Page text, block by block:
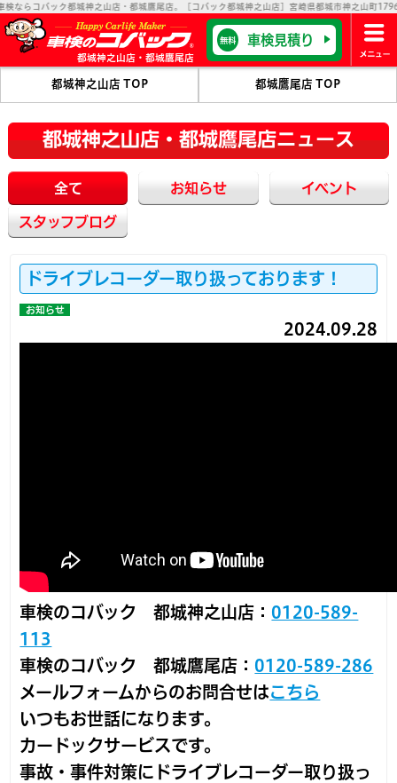
コバック都城神之山店・都城鷹尾店。［コバック都城神之山店］宮崎県都城市神之山町1796-6
都城神之山店・都城鷹尾店
無料 車検見積り
都城神之山店 TOP 都城鷹尾店 TOP
都城神之山店・都城鷹尾店ニュース
全て お知らせ イベント
スタッフブログ
ドライブレコーダー取り扱っております！
お知らせ
2024.09.28
車検のコバック 都城神之山店： 0120-589-
113
車検のコバック 都城鷹尾店： 0120-589-286
メールフォームからのお問合せはこちら
いつもお世話になります。
カードックサービスです。
事故・事件対策にドライブレコーダー取り扱っ